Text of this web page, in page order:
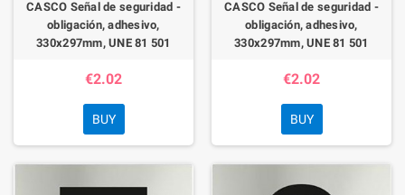
CASCO Señal de seguridad -
obligación, adhesivo,
330x297mm, UNE 81 501
€2.02
BUY
CASCO Señal de seguridad -
obligación, adhesivo,
330x297mm, UNE 81 501
€2.02
BUY